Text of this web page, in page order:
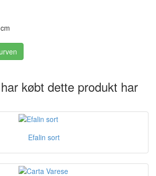
købt dette produkt har
Efalin sort